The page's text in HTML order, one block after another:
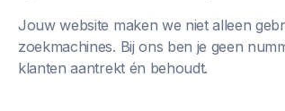
Jouw website maken we niet alleen
zoekmachines. Bij ons ben je geen
klanten aantrekt én behoudt.